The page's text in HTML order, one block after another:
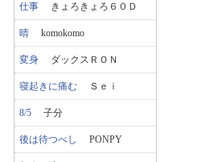
仕事 きょろきょろ６０Ｄ
晴 komokomo
変身 ダックスＲＯＮ
寝起きに痛む Ｓｅｉ
8/5 子分
後は待つべし PONPY